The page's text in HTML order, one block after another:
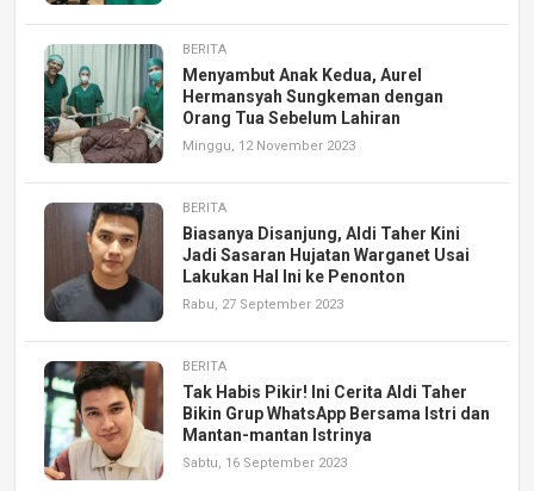
BERITA
Menyambut Anak Kedua, Aurel
Hermansyah Sungkeman dengan
Orang Tua Sebelum Lahiran
Minggu, 12 November 2023
BERITA
Biasanya Disanjung, Aldi Taher Kini
Jadi Sasaran Hujatan Warganet Usai
Lakukan Hal Ini ke Penonton
Rabu, 27 September 2023
BERITA
Tak Habis Pikir! Ini Cerita Aldi Taher
Bikin Grup WhatsApp Bersama Istri dan
Mantan-mantan Istrinya
Sabtu, 16 September 2023